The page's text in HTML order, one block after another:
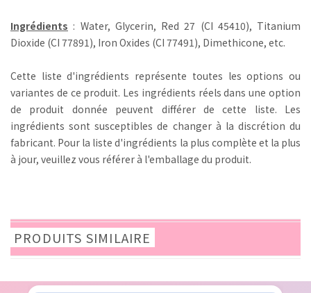
Ingrédients : Water, Glycerin, Red 27 (CI 45410), Titanium
Dioxide (CI 77891), Iron Oxides (CI 77491), Dimethicone, etc.
Cette liste d'ingrédients représente toutes les options ou
variantes de ce produit. Les ingrédients réels dans une option
de produit donnée peuvent différer de cette liste. Les
ingrédients sont susceptibles de changer à la discrétion du
fabricant. Pour la liste d'ingrédients la plus complète et la plus
à jour, veuillez vous référer à l'emballage du produit.
PRODUITS SIMILAIRE